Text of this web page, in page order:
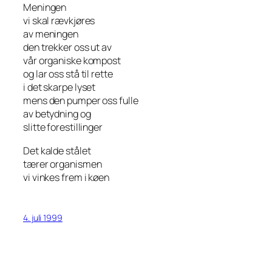
Meningen
vi skal rævkjøres
av meningen
den trekker oss ut av
vår organiske kompost
og lar oss stå til rette
i det skarpe lyset
mens den pumper oss fulle
av betydning og
slitte forestillinger
Det kalde stålet
tærer organismen
vi vinkes frem i køen
4. juli 1999